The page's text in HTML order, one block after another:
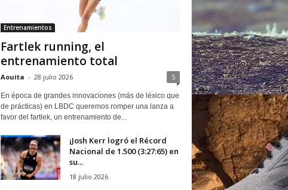
Entrenamientos
Fartlek running, el
entrenamiento total
Aouita - 28 julio 2026 5
En época de grandes innovaciones (más de léxico que
de prácticas) en LBDC queremos romper una lanza a
favor del fartlek, un entrenamiento de...
¡Josh Kerr logró el Récord
Nacional de 1.500 (3:27:65) en
su...
18 julio 2026